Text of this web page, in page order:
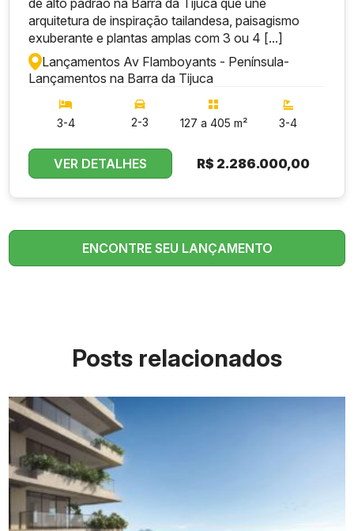
de alto padrão na Barra da Tijuca que une
arquitetura de inspiração tailandesa, paisagismo
exuberante e plantas amplas com 3 ou 4 [...]
Lançamentos Av Flamboyants - Península-
Lançamentos na Barra da Tijuca
3-4 2-3 127 a 405 m² 3-4
VER DETALHES R$ 2.286.000,00
ENCONTRE SEU LANÇAMENTO
Posts relacionados